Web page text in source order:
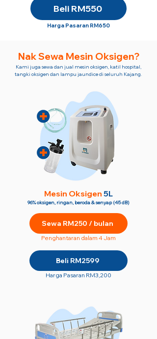
Beli RM550
Harga Pasaran RM650
Nak Sewa Mesin Oksigen?
Kami juga sewa dan jual mesin oksigen, katil hospital,
tangki oksigen dan lampu jaundice di seluruh Kajang.
Mesin Oksigen 5L
96% oksigen, ringan, beroda & senyap (45 dB)
Sewa RM250 / bulan
Penghantaran dalam 4 Jam
Beli RM2599
Harga Pasaran RM3,200